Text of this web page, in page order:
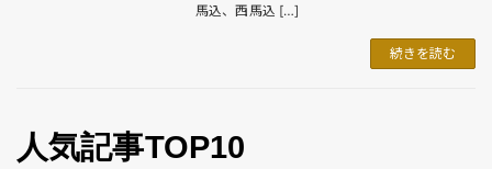
馬込、西馬込 […]
続きを読む
人気記事TOP10